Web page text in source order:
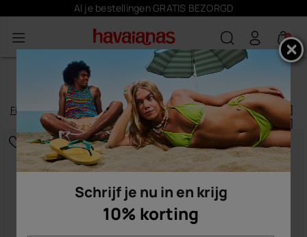
Schrijf jehierin en krijg 10% korting
0
DAMES BIKINI’S
artikelen|
Filterenensorteren
Schrijf je nu in en krijg
10% korting